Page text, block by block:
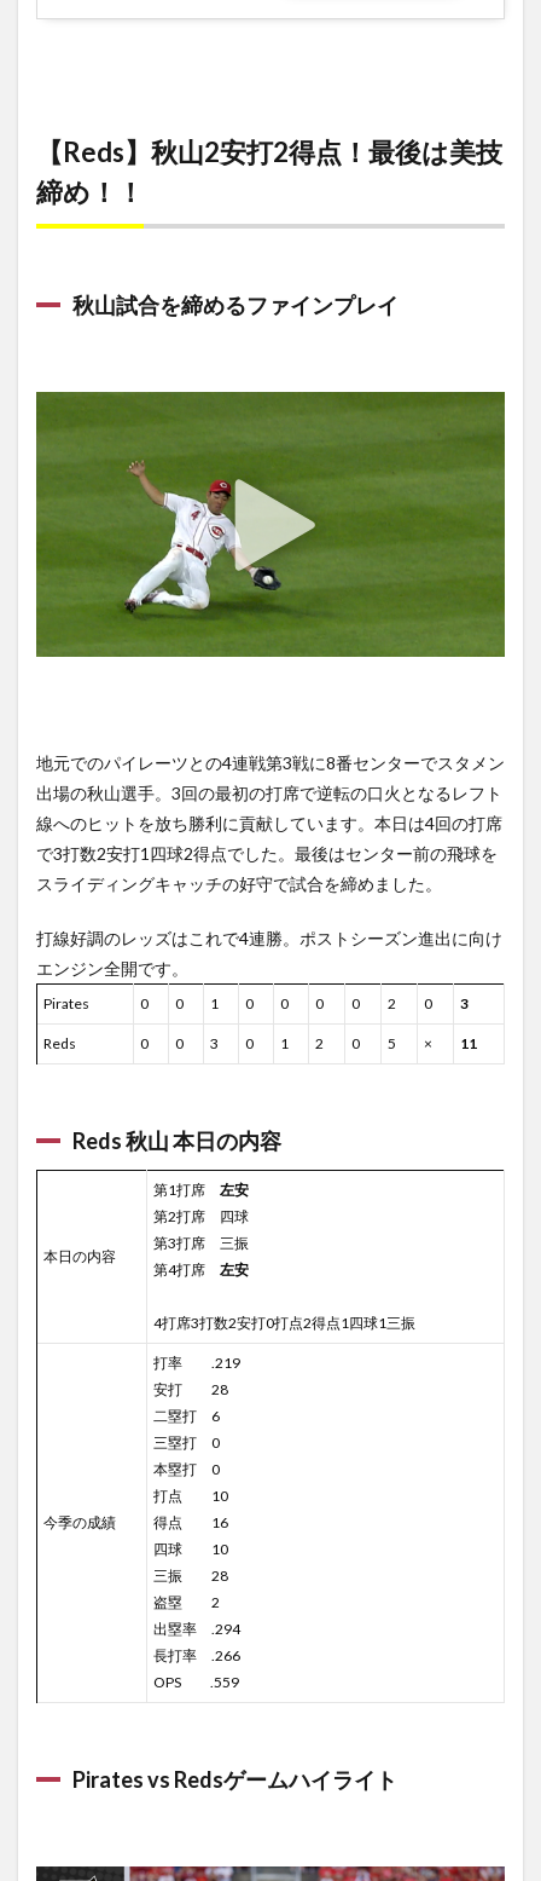
【Reds】秋山2安打2得点！最後は美技
締め！！
秋山試合を締めるファインプレイ
地元でのパイレーツとの4連戦第3戦に8番センターでスタメン
出場の秋山選手。3回の最初の打席で逆転の口火となるレフト
線へのヒットを放ち勝利に貢献しています。本日は4回の打席
で3打数2安打1四球2得点でした。最後はセンター前の飛球を
スライディングキャッチの好守で試合を締めました。
打線好調のレッズはこれで4連勝。ポストシーズン進出に向け
エンジン全開です。
Pirates 0 0 1 0 0 0 0 2 0 3
Reds 0 0 3 0 1 2 0 5 × 11
Reds 秋山 本日の内容
本日の内容
第1打席 左安
第2打席 四球
第3打席 三振
第4打席 左安
4打席3打数2安打0打点2得点1四球1三振
今季の成績
打率 .219
安打 28
二塁打 6
三塁打 0
本塁打 0
打点 10
得点 16
四球 10
三振 28
盗塁 2
出塁率 .294
長打率 .266
OPS .559
Pirates vs Redsゲームハイライト